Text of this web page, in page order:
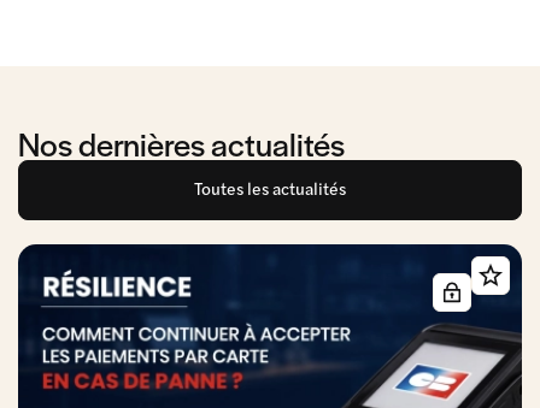
Nos dernières actualités
Toutes les actualités